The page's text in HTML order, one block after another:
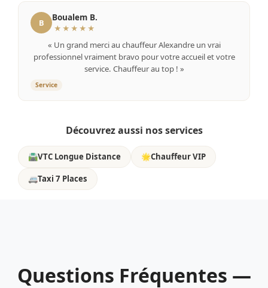
B Boualem B.
★★★★★
« Un grand merci au chauffeur Alexandre un vrai
professionnel vraiment bravo pour votre accueil et votre
service. Chauffeur au top ! »
Service
Découvrez aussi nos services
🛣️VTC Longue Distance 🌟Chauffeur VIP
🚐Taxi 7 Places
Questions Fréquentes —